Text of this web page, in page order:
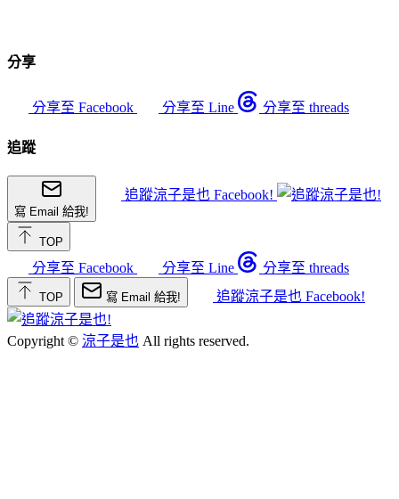
分享
分享至 Facebook 分享至 Line 分享至 threads
追蹤
寫 Email 給我!
追蹤涼子是也 Facebook!
TOP
分享至 Facebook 分享至 Line 分享至 threads
TOP 寫 Email 給我! 追蹤涼子是也 Facebook!
Copyright © 涼子是也 All rights reserved.